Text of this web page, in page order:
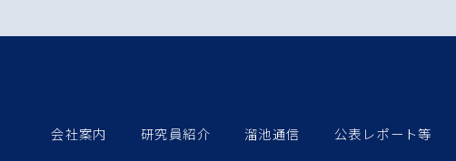
会社案内 研究員紹介 溜池通信 公表レポート等